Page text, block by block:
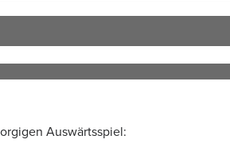
Auswärtsspiel: